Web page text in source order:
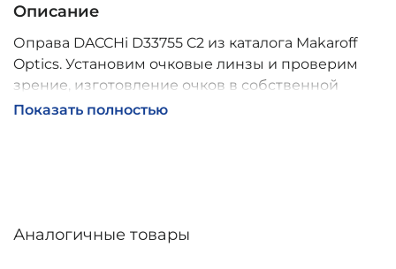
Описание
Оправа DACCHi D33755 C2 из каталога Makaroff
Optics. Установим очковые линзы и проверим
зрение, изготовление очков в собственной
мастерской, обычно 2–5 дней, индивидуальные
Показать полностью
Аналогичные товары